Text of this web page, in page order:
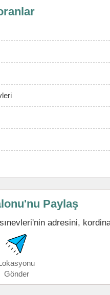
Paylaş
adresini,
Gönder